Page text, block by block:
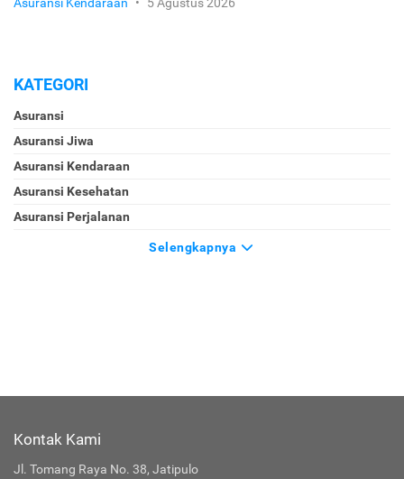
Asuransi Kendaraan • 5 Agustus 2026
KATEGORI
Asuransi
Asuransi Jiwa
Asuransi Kendaraan
Asuransi Kesehatan
Asuransi Perjalanan
Selengkapnya
Kontak Kami
Jl. Tomang Raya No. 38, Jatipulo